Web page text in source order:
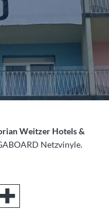
Weitzer Hotels &
Netzvinyle.